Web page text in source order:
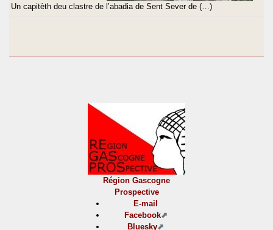
Un capitèth deu clastre de l’abadia de Sent Sever de (…)
Région Gascogne
Prospective
E-mail
Facebook
Bluesky